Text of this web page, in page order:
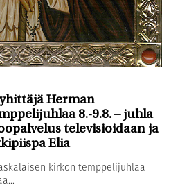
Herman
8.-9.8. – juhla
televisioidaan ja
Elia
kirkon temppelijuhlaa